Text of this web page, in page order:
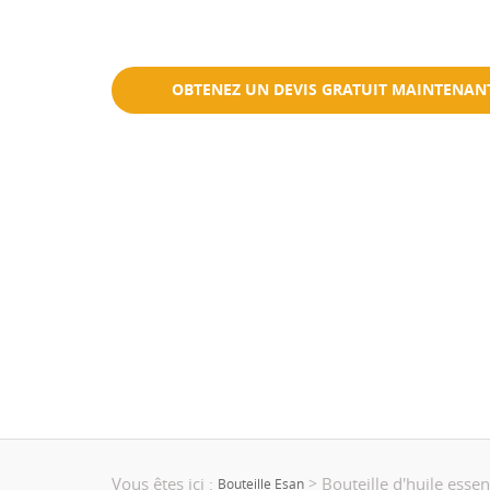
OBTENEZ UN DEVIS GRATUIT
Vous êtes ici : Bouteille Esan > Bouteille d'huile